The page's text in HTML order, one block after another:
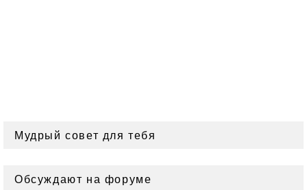
Мудрый совет для тебя
Обсуждают на форуме